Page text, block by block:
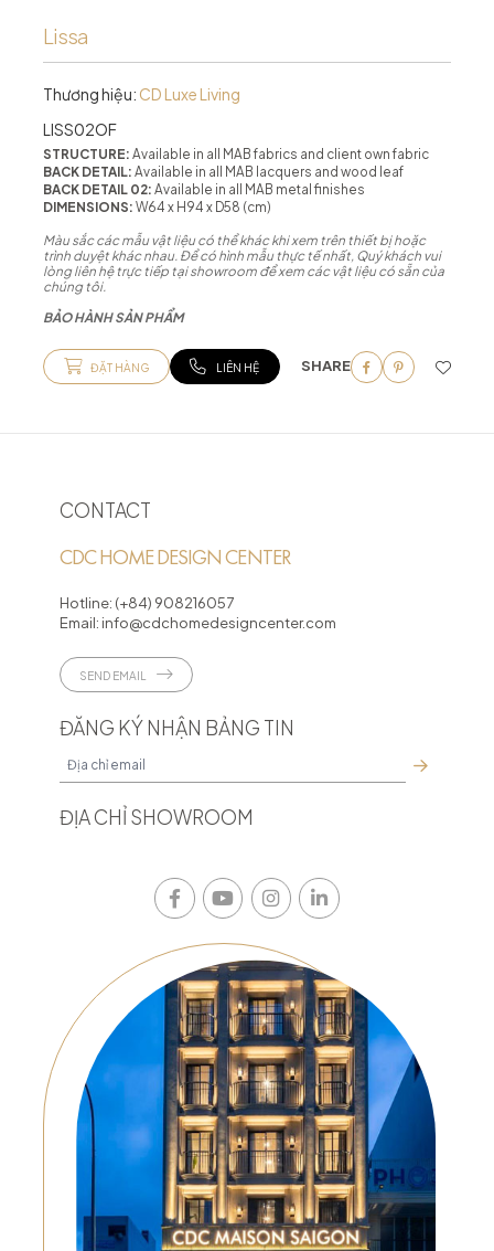
Lissa
Thương hiệu: CD Luxe Living
LISS02OF
STRUCTURE: Available in all MAB fabrics and client own fabric
BACK DETAIL: Available in all MAB lacquers and wood leaf
BACK DETAIL 02: Available in all MAB metal finishes
DIMENSIONS: W64 x H94 x D58 (cm)
Màu sắc các mẫu vật liệu có thể khác khi xem trên thiết bị hoặc
trình duyệt khác nhau. Để có hình mẫu thực tế nhất, Quý khách vui
lòng liên hệ trực tiếp tại showroom để xem các vật liệu có sẵn của
chúng tôi.
BẢO HÀNH SẢN PHẨM
ĐẶT HÀNG LIÊN HỆ SHARE
CONTACT
CDC HOME DESIGN CENTER
Hotline: (+84) 908216057
Email: info@cdchomedesigncenter.com
SEND EMAIL
ĐĂNG KÝ NHẬN BẢNG TIN
ĐỊA CHỈ SHOWROOM